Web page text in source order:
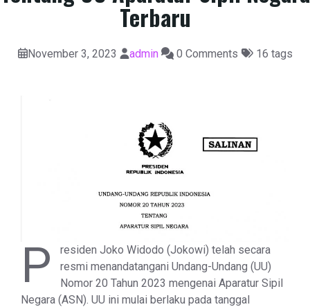
Terbaru
November 3, 2023 admin 0 Comments 16 tags
P
residen Joko Widodo (Jokowi) telah secara
resmi menandatangani Undang-Undang (UU)
Nomor 20 Tahun 2023 mengenai Aparatur Sipil
Negara (ASN). UU ini mulai berlaku pada tanggal